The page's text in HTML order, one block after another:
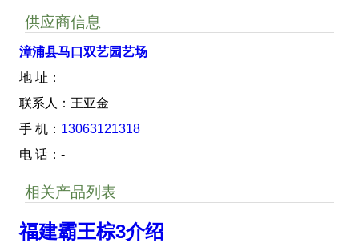
供应商信息
漳浦县马口双艺园艺场
地 址：
联系人：王亚金
手 机： 13063121318
电 话：-
相关产品列表
福建霸王棕3介绍